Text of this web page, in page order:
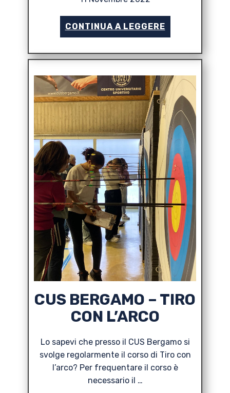
CONTINUA A LEGGERE
CUS BERGAMO – TIRO
CON L’ARCO
Lo sapevi che presso il CUS Bergamo si
svolge regolarmente il corso di Tiro con
l’arco? Per frequentare il corso è
necessario il …